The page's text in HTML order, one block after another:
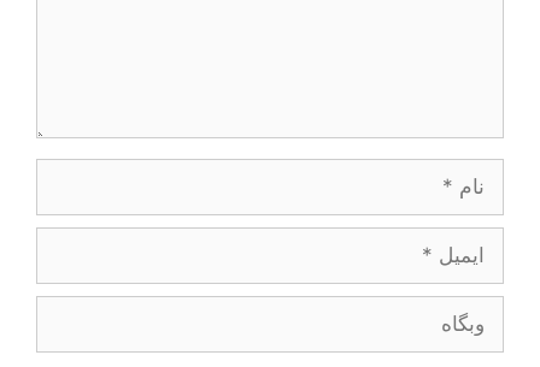
ایمیل
وبگاه